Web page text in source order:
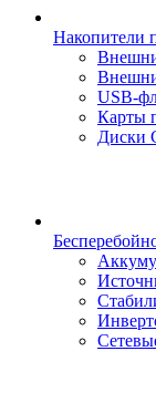
Накопители
USB-
Карты
Диски